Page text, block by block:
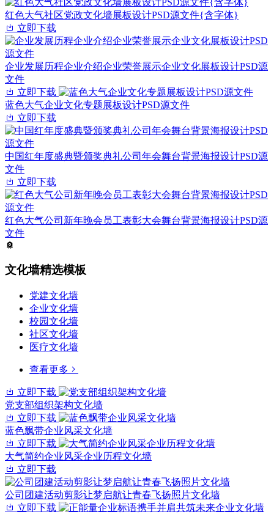
红色大气社区党政文化墙展板设计PSD源文件{含字体}
立即下载
企业发展历程企业介绍企业荣誉展示企业文化展板设计PSD源
文件
立即下载
蓝色大气企业文化专题展板设计PSD源文件
立即下载
中国红年度盛典暨颁奖典礼公司年会舞台背景海报设计PSD源
文件
立即下载
红色大气公司新年晚会员工表彰大会舞台背景海报设计PSD源
文件
文化墙精选模板
党建文化墙
企业文化墙
校园文化墙
社区文化墙
医疗文化墙
查看更多
立即下载
党支部组织架构文化墙
立即下载
蓝色飘带企业风采文化墙
立即下载
大气简约企业风采企业历程文化墙
立即下载
公司团建活动剪影让梦启航让青春飞扬照片文化墙
立即下载